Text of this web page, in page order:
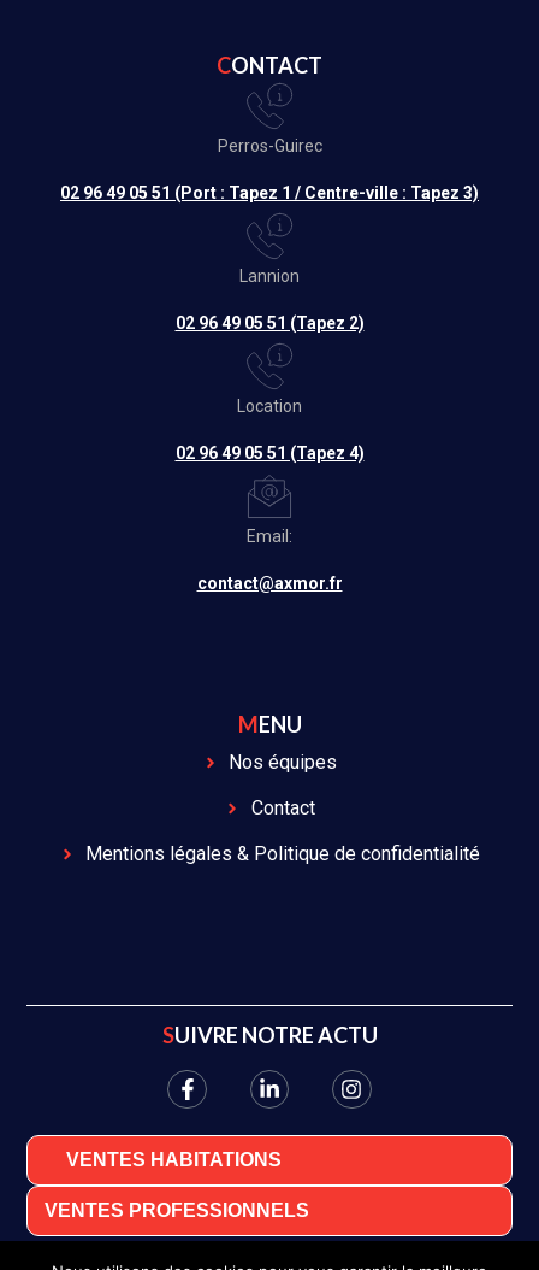
CONTACT
Perros-Guirec
02 96 49 05 51 (Port : Tapez 1 / Centre-ville : Tapez 3)
Lannion
02 96 49 05 51 (Tapez 2)
Location
02 96 49 05 51 (Tapez 4)
Email:
contact@axmor.fr
MENU
Nos équipes
Contact
Mentions légales & Politique de confidentialité
SUIVRE NOTRE ACTU
VENTES HABITATIONS
VENTES PROFESSIONNELS